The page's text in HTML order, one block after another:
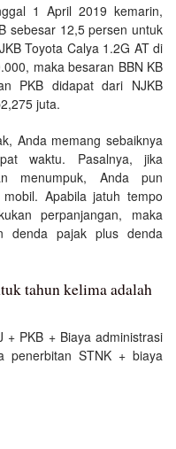
1 April 2019 kemarin,
sebesar 12,5 persen untuk
Toyota Calya 1.2G AT di
maka besaran BBN KB
PKB didapat dari NJKB
juta.
Anda memang sebaiknya
waktu. Pasalnya, jika
menumpuk, Anda pun
Apabila jatuh tempo
perpanjangan, maka
denda pajak plus denda
tahun kelima adalah
+ PKB + Biaya administrasi
penerbitan STNK + biaya